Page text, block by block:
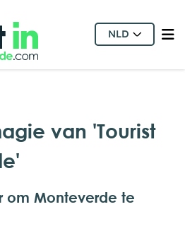
NLD
van 'Tourist
om Monteverde te